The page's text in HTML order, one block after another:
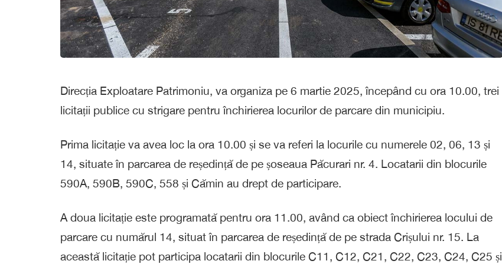
Direcția Exploatare Patrimoniu, va organiza pe 6 martie 2025, începând cu ora 10.00, trei
licitații publice cu strigare pentru închirierea locurilor de parcare din municipiu.
Prima licitație va avea loc la ora 10.00 și se va referi la locurile cu numerele 02, 06, 13 și
14, situate în parcarea de reședință de pe șoseaua Păcurari nr. 4. Locatarii din blocurile
590A, 590B, 590C, 558 și Cămin au drept de participare.
A doua licitație este programată pentru ora 11.00, având ca obiect închirierea locului de
parcare cu numărul 14, situat în parcarea de reședință de pe strada Crișului nr. 15. La
această licitație pot participa locatarii din blocurile C11, C12, C21, C22, C23, C24, C25 și